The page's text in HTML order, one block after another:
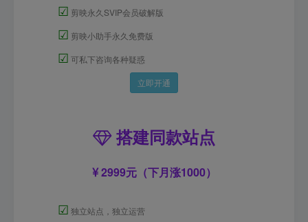
☑ 剪映永久SVIP会员破解版
☑ 剪映小助手永久免费版
☑ 可私下咨询各种疑惑
立即开通
搭建同款站点
2999元（下月涨1000）
☑ 独立站点，独立运营